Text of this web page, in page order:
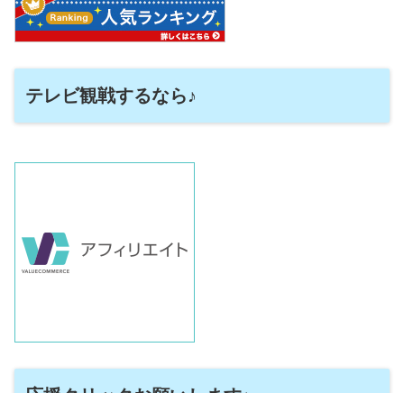
テレビ観戦するなら♪